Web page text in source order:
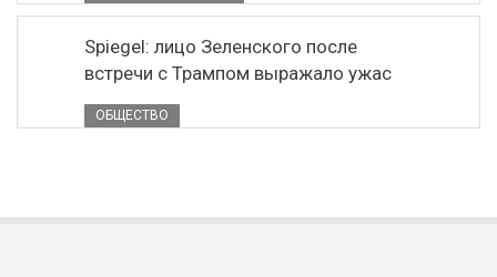
Spiegel: лицо Зеленского после
встречи с Трампом выражало ужас
ОБЩЕСТВО